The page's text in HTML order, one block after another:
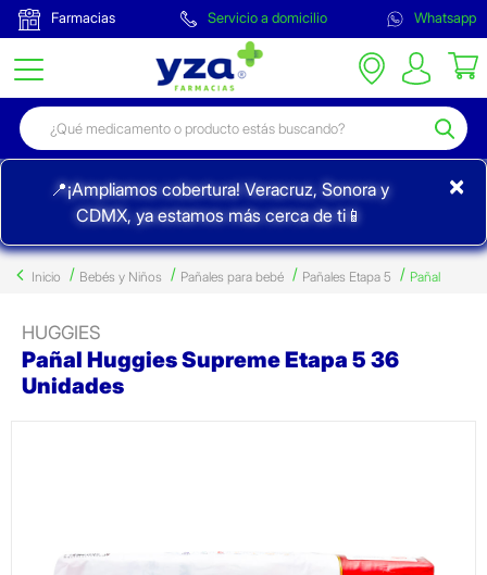
Farmacias Servicio a domicilio Whatsapp
📍¡Ampliamos cobertura! Veracruz, Sonora y
CDMX, ya estamos más cerca de ti📱
×
Inicio Bebés y Niños Pañales para bebé Pañales Etapa 5 Pañal
HUGGIES
Pañal Huggies Supreme Etapa 5 36
Unidades